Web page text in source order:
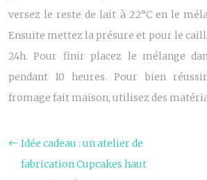
versez le reste de lait à 22°C en le
Ensuite mettez la présure et pour le
24h. Pour finir placez le mélange
pendant 10 heures. Pour bien
fromage fait maison, utilisez des
Idée cadeau : un atelier de
fabrication Cupcakes haut